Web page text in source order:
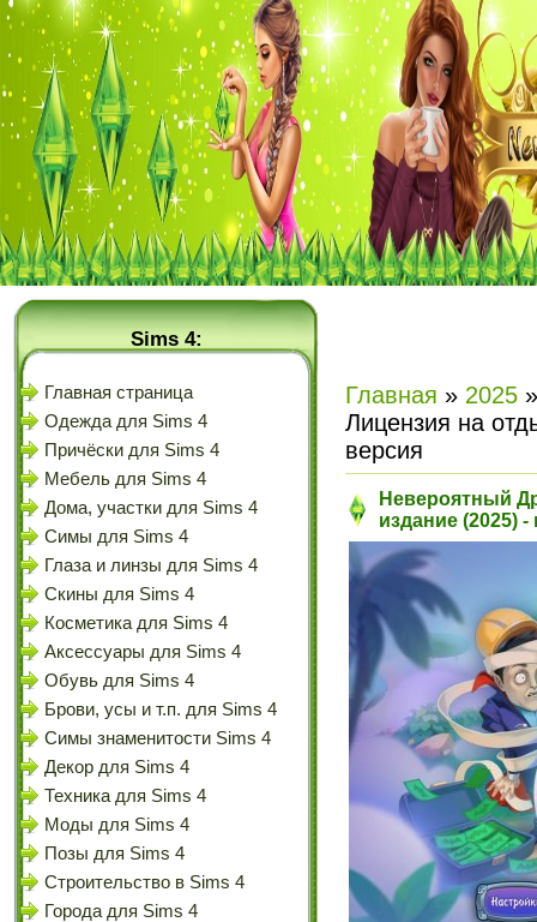
Sims 4:
Главная страница
Одежда для Sims 4
Причёски для Sims 4
Мебель для Sims 4
Дома, участки для Sims 4
Симы для Sims 4
Глаза и линзы для Sims 4
Скины для Sims 4
Косметика для Sims 4
Аксессуары для Sims 4
Обувь для Sims 4
Брови, усы и т.п. для Sims 4
Симы знаменитости Sims 4
Декор для Sims 4
Техника для Sims 4
Моды для Sims 4
Позы для Sims 4
Строительство в Sims 4
Города для Sims 4
Главная » 2025 »
Лицензия на
версия
Невероятный
издание (2025)